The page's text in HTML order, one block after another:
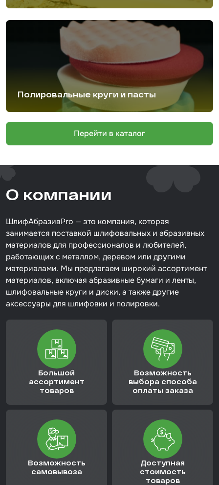
Полировальные круги и пасты
Перейти в каталог
О компании
ШлифАбразивPro — это компания, которая
занимается поставкой шлифовальных и абразивных
материалов для профессионалов и любителей,
работающих с металлом, деревом или другими
материалами. Мы предлагаем широкий ассортимент
материалов, включая абразивные бумаги и ленты,
шлифовальные круги и диски, а также другие
аксессуары для шлифовки и полировки.
Большой
ассортимент
товаров
Возможность
выбора способа
оплаты заказа
Возможность
самовывоза
Доступная
стоимость
товаров